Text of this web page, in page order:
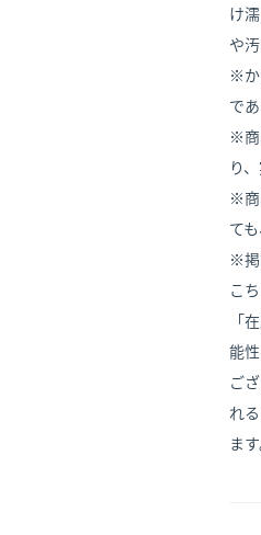
け
や
※か
で
※商
り
※商
て
※掲
こ
「
能
ご
れ
ま